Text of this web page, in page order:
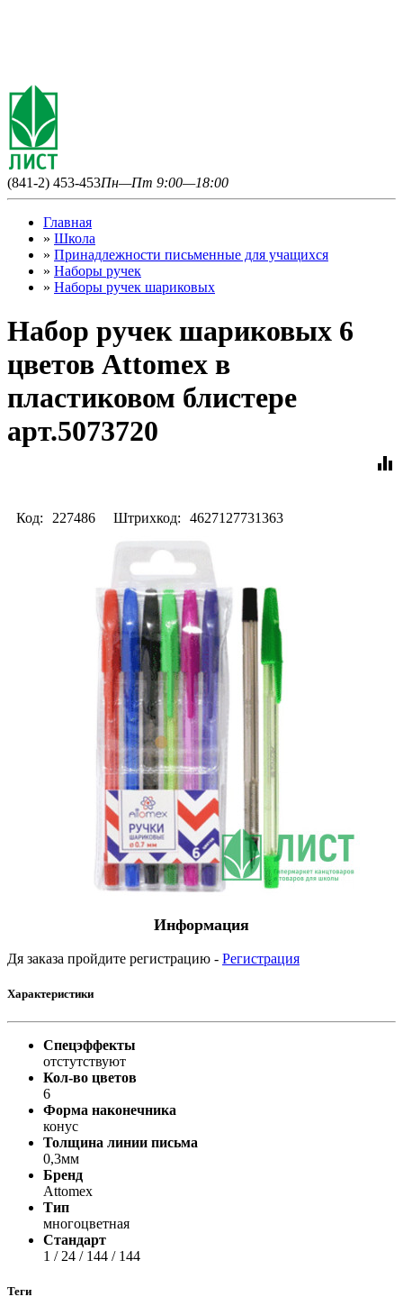
(841-2) 453-453Пн—Пт 9:00—18:00
Главная
» Школа
» Принадлежности письменные для учащихся
» Наборы ручек
» Наборы ручек шариковых
Набор ручек шариковых 6
цветов Attomex в
пластиковом блистере
арт.5073720
equalizer
Код: 227486 Штрихкод: 4627127731363
Информация
Дя заказа пройдите регистрацию - Регистрация
Характеристики
Спецэффекты
отстутствуют
Кол-во цветов
6
Форма наконечника
конус
Толщина линии письма
0,3мм
Бренд
Attomex
Тип
многоцветная
Стандарт
1 / 24 / 144 / 144
Теги